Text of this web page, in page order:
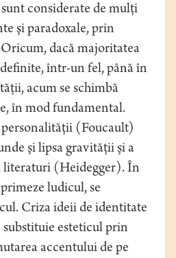
considerate de mulţi
şi paradoxale, prin
dacă majoritatea
într-un fel, până în
acum se schimbă
în mod fundamental.
(Foucault)
şi lipsa gravităţii şi a
literaturi (Heidegger). În
ludicul, se
Criza ideii de identitate
esteticul prin
accentului de pe